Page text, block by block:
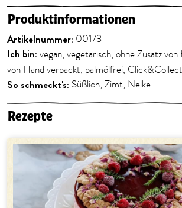
Produktinformationen
Artikelnummer: 00173
Ich bin: vegan, vegetarisch, ohne Zusatz von
von Hand verpackt, palmölfrei,
So schmeckt's: Süßlich, Zimt, Nelke
Rezepte